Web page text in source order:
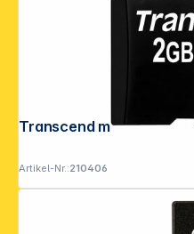
Artikel-Nr.:210406